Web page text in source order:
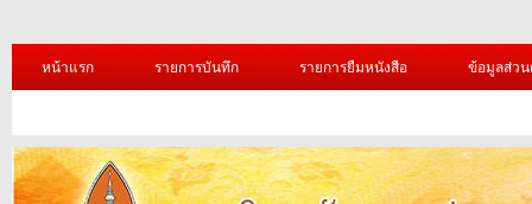
หน้าแรก รายการบันทึก รายการยืมหนังสือ ข้อมูลส่ว